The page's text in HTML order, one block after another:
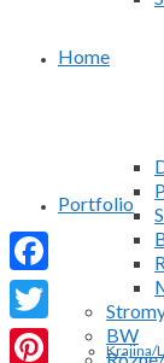
Home
Portfolio
Krajina/
BW
Facebook
Twitter